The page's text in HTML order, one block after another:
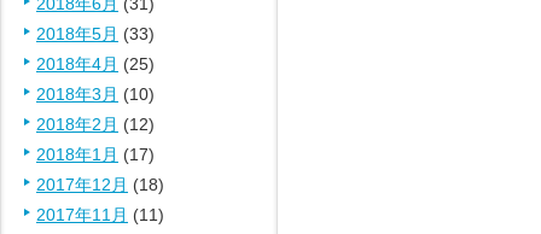
2018年6月 (31)
2018年5月 (33)
2018年4月 (25)
2018年3月 (10)
2018年2月 (12)
2018年1月 (17)
2017年12月 (18)
2017年11月 (11)